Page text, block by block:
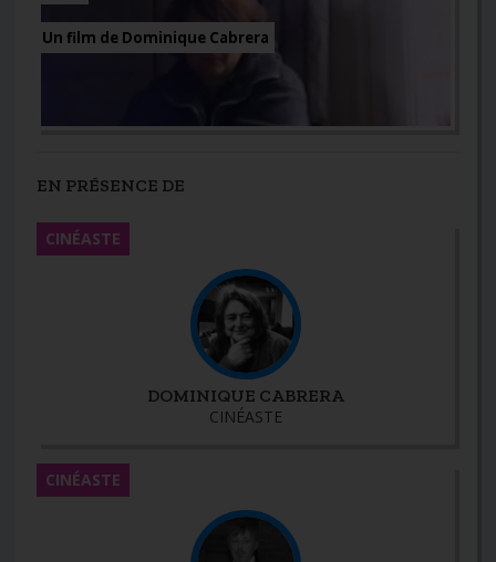
Un film de Dominique Cabrera
EN PRÉSENCE DE
DOMINIQUE CABRERA
CINÉASTE
CINÉASTE
CINÉASTE